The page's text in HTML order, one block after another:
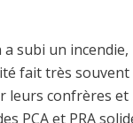
subi un incendie,
fait très souvent
leurs confrères et
PCA et PRA